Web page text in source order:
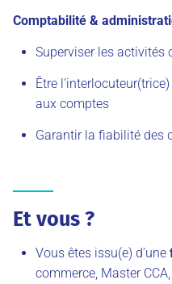
Comptabilité &
Superviser les
Être
aux comptes
Garantir la fiabilité des
Et vous ?
Vous êtes issu(e) d’une
commerce, Master